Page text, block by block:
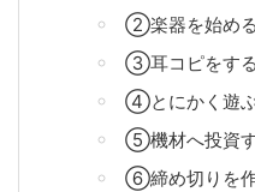
②楽器を始める
③耳コピをする
④とにかく遊
⑤機材へ投資
⑥締め切りを